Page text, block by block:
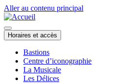
Aller au contenu principal
Horaires et accès
Bastions
Centre d’iconographie
La Musicale
Les Délices